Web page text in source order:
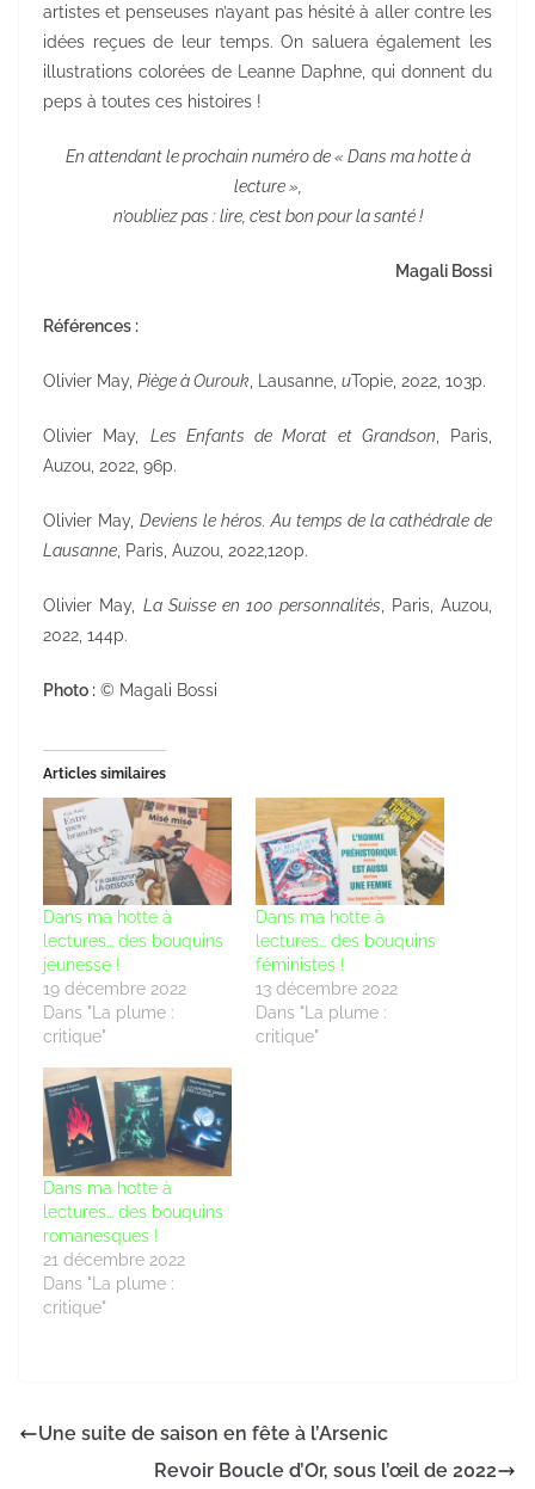
artistes et penseuses n’ayant pas hésité à aller contre les
idées reçues de leur temps. On saluera également les
illustrations colorées de Leanne Daphne, qui donnent du
peps à toutes ces histoires !
En attendant le prochain numéro de « Dans ma hotte à
lecture »,
n’oubliez pas : lire, c’est bon pour la santé !
Magali Bossi
Références :
Olivier May, Piège à Ourouk , Lausanne, uTopie, 2022, 103p.
Olivier May, Les Enfants de Morat et Grandson , Paris,
Auzou, 2022, 96p.
Olivier May, Deviens le héros. Au temps de la cathédrale de
Lausanne , Paris, Auzou, 2022,120p.
Olivier May, La Suisse en 100 personnalités , Paris, Auzou,
2022, 144p.
Photo : © Magali Bossi
Articles similaires
Dans ma hotte à
lectures… des bouquins
jeunesse !
19 décembre 2022
Dans "La plume :
critique"
Dans ma hotte à
lectures… des bouquins
féministes !
13 décembre 2022
Dans "La plume :
critique"
Dans ma hotte à
lectures… des bouquins
romanesques !
21 décembre 2022
Dans "La plume :
critique"
Une suite de saison en fête à l’Arsenic
Revoir Boucle d’Or, sous l’œil de 2022